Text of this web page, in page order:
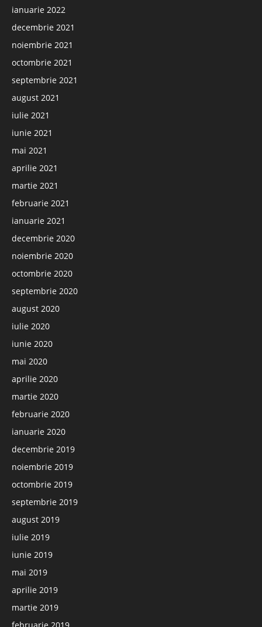
ianuarie 2022
decembrie 2021
noiembrie 2021
octombrie 2021
septembrie 2021
august 2021
iulie 2021
iunie 2021
mai 2021
aprilie 2021
martie 2021
februarie 2021
ianuarie 2021
decembrie 2020
noiembrie 2020
octombrie 2020
septembrie 2020
august 2020
iulie 2020
iunie 2020
mai 2020
aprilie 2020
martie 2020
februarie 2020
ianuarie 2020
decembrie 2019
noiembrie 2019
octombrie 2019
septembrie 2019
august 2019
iulie 2019
iunie 2019
mai 2019
aprilie 2019
martie 2019